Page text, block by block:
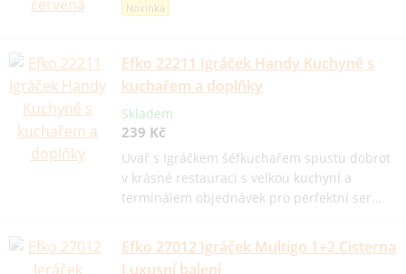
Novinka
Efko 22211 Igráček Handy Kuchyně s
kuchařem a doplňky
Skladem
239 Kč
Uvař s Igráčkem šéfkuchařem spustu dobrot
v krásné restauraci s velkou kuchyní a
terminálem objednávek pro perfektní ser…
Efko 27012 Igráček Multigo 1+2 Cisterna
Luxusní balení